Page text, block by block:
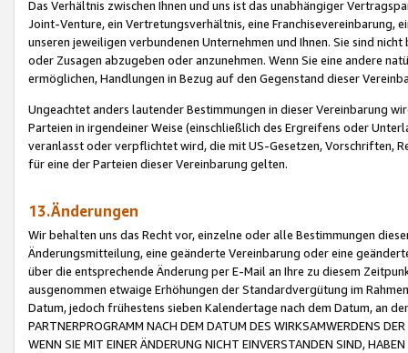
Das Verhältnis zwischen Ihnen und uns ist das unabhängiger
Joint-Venture, ein Vertretungsverhältnis, eine Franchisevereinbarung,
unseren jeweiligen verbundenen Unternehmen und Ihnen. Sie sind
oder Zusagen abzugeben oder anzunehmen. Wenn Sie eine andere
ermöglichen, Handlungen in Bezug auf den Gegenstand dieser
Ungeachtet anders lautender Bestimmungen in dieser Vereinbarung
Parteien in irgendeiner Weise (einschließlich des Ergreifens oder
veranlasst oder verpflichtet wird, die mit US-Gesetzen, Vorschriften,
für eine der Parteien dieser Vereinbarung gelten.
13.Änderungen
Wir behalten uns das Recht vor, einzelne oder alle Bestimmungen
Änderungsmitteilung, eine geänderte Vereinbarung oder eine
über die entsprechende Änderung per E-Mail an Ihre zu diesem
ausgenommen etwaige Erhöhungen der Standardvergütung im
Datum, jedoch frühestens sieben Kalendertage nach dem Datum, an
PARTNERPROGRAMM NACH DEM DATUM DES WIRKSAMWERDENS
WENN SIE MIT EINER ÄNDERUNG NICHT EINVERSTANDEN SIND,